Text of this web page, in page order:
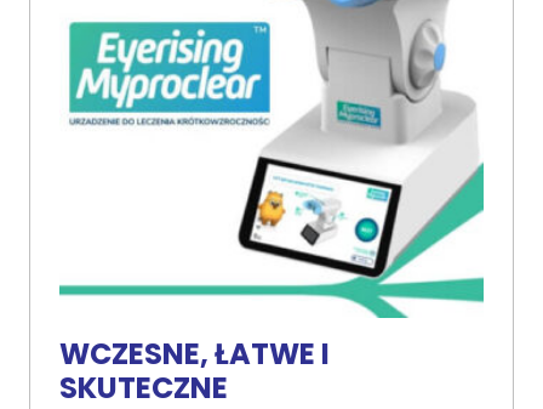
WCZESNE, ŁATWE I
SKUTECZNE